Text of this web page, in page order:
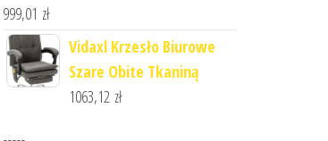
999,01 zł
Vidaxl Krzesło Biurowe
Szare Obite Tkaniną
1063,12 zł